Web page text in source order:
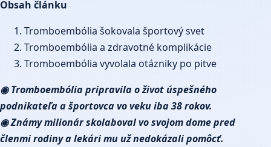
Obsah článku
Tromboembólia šokovala športový svet
Tromboembólia a zdravotné komplikácie
Tromboembólia vyvolala otázniky po pitve
◉ Tromboembólia pripravila o život úspešného
podnikateľa a športovca vo veku iba 38 rokov.
◉ Známy milionár skolaboval vo svojom dome pred
členmi rodiny a lekári mu už nedokázali pomôcť.